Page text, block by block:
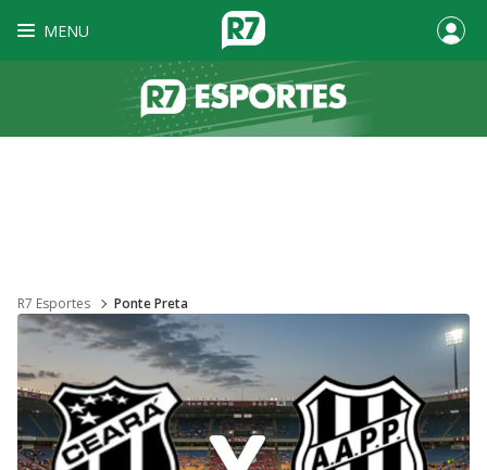
MENU
R7 Esportes Ponte Preta